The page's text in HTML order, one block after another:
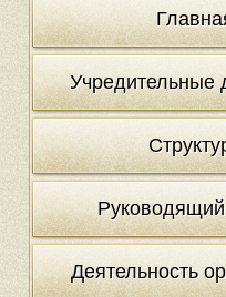
Учредительные
Деятельность